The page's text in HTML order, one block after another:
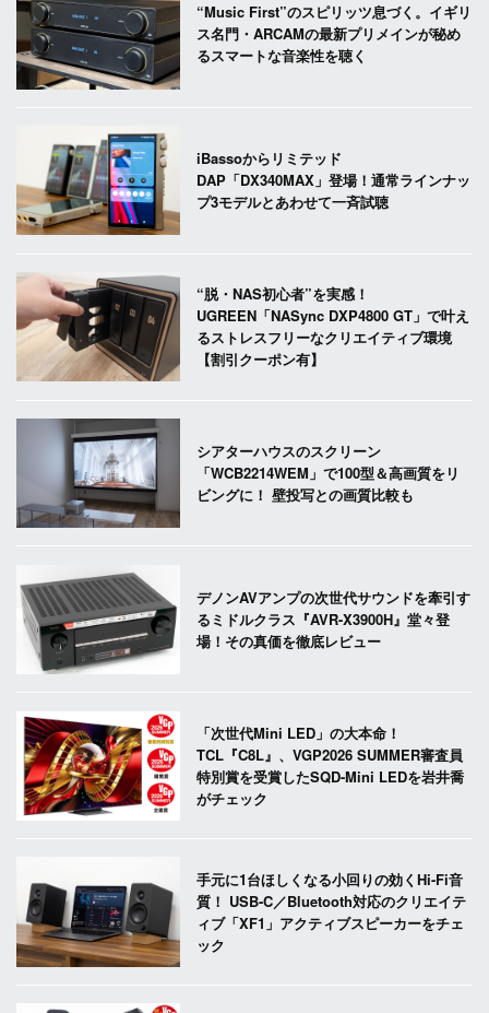
“Music First”のスピリッツ息づく。イギリ
ス名門・ARCAMの最新プリメインが秘め
るスマートな音楽性を聴く
iBassoからリミテッド
DAP「DX340MAX」登場！通常ラインナッ
プ3モデルとあわせて一斉試聴
“脱・NAS初心者”を実感！
UGREEN「NASync DXP4800 GT」で叶え
るストレスフリーなクリエイティブ環境
【割引クーポン有】
シアターハウスのスクリーン
「WCB2214WEM」で100型＆高画質をリ
ビングに！ 壁投写との画質比較も
デノンAVアンプの次世代サウンドを牽引す
るミドルクラス『AVR-X3900H』堂々登
場！その真価を徹底レビュー
「次世代Mini LED」の大本命！
TCL『C8L』、VGP2026 SUMMER審査員
特別賞を受賞したSQD-Mini LEDを岩井喬
がチェック
手元に1台ほしくなる小回りの効くHi-Fi音
質！ USB-C／Bluetooth対応のクリエイテ
ィブ「XF1」アクティブスピーカーをチェ
ック